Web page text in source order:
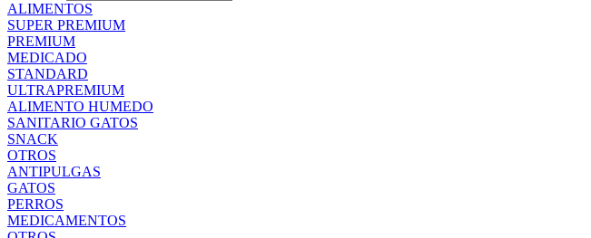
ALIMENTOS
SUPER PREMIUM
PREMIUM
MEDICADO
STANDARD
ULTRAPREMIUM
ALIMENTO HUMEDO
SANITARIO GATOS
SNACK
OTROS
ANTIPULGAS
GATOS
PERROS
MEDICAMENTOS